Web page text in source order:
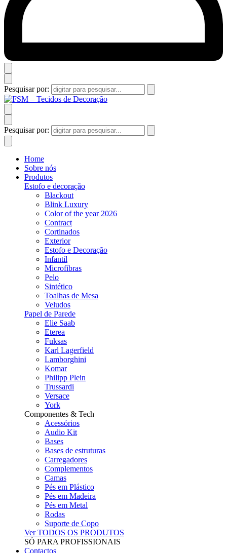
Pesquisar por:
Pesquisar por:
Home
Sobre nós
Produtos
Estofo e decoração
Blackout
Blink Luxury
Color of the year 2026
Contract
Cortinados
Exterior
Estofo e Decoração
Infantil
Microfibras
Pelo
Sintético
Toalhas de Mesa
Veludos
Papel de Parede
Elie Saab
Eterea
Fuksas
Karl Lagerfield
Lamborghini
Komar
Philipp Plein
Trussardi
Versace
York
Componentes & Tech
Acessórios
Audio Kit
Bases
Bases de estruturas
Carregadores
Complementos
Camas
Pés em Plástico
Pés em Madeira
Pés em Metal
Rodas
Suporte de Copo
Ver TODOS OS PRODUTOS
SÓ PARA PROFISSIONAIS
Contactos